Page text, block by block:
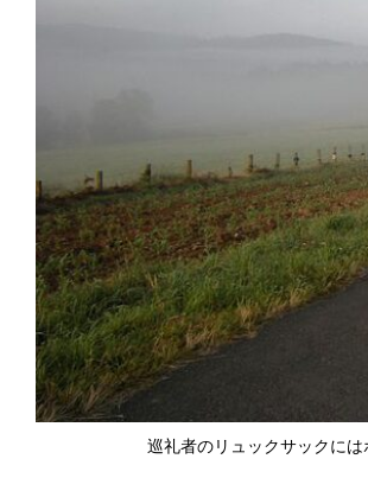
巡礼者のリュックサックに